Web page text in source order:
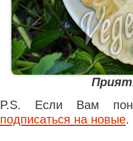
P.S. Если Вам
подписаться на новые.